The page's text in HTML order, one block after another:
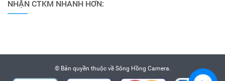
NHẬN CTKM NHANH HƠN:
© Bản quyền thuộc về Sông Hồng Camera.